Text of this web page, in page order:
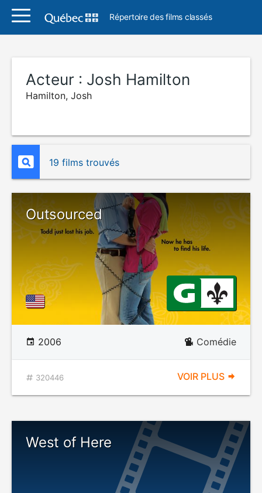
Répertoire des films classés
Acteur : Josh Hamilton
Hamilton, Josh
19 films trouvés
Outsourced
2006 Comédie
320446 VOIR PLUS
West of Here